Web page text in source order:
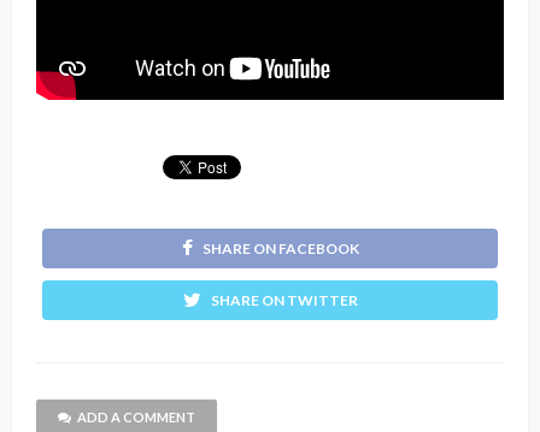
SHARE ON FACEBOOK
SHARE ON TWITTER
ADD A COMMENT